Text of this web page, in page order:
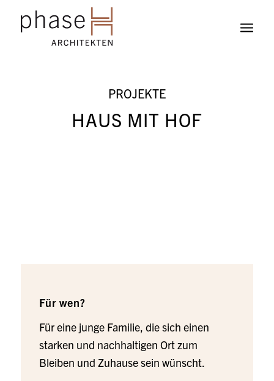
PROJEKTE
HAUS MIT HOF
Für wen?
Für eine junge Familie, die sich einen
starken und nachhaltigen Ort zum
Bleiben und Zuhause sein wünscht.